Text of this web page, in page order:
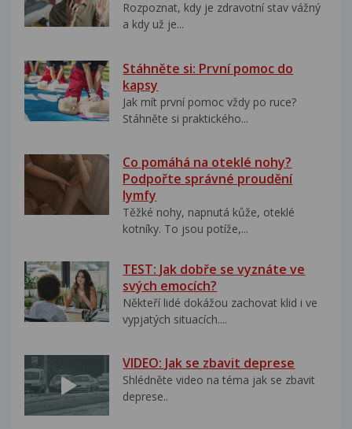
Rozpoznat, kdy je zdravotní stav vážný
a kdy už je...
Stáhněte si: První pomoc do
kapsy
Jak mít první pomoc vždy po ruce?
Stáhněte si praktického...
Co pomáhá na oteklé nohy?
Podpořte správné proudění
lymfy
Těžké nohy, napnutá kůže, oteklé
kotníky. To jsou potíže,...
TEST: Jak dobře se vyznáte ve
svých emocích?
Někteří lidé dokážou zachovat klid i ve
vypjatých situacích....
VIDEO: Jak se zbavit deprese
Shlédněte video na téma jak se zbavit
deprese..